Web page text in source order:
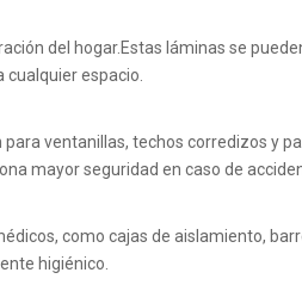
del hogar.Estas láminas se
espacio.
ventanillas, techos corredizos y
mayor seguridad en caso de
como cajas de aislamiento,
higiénico.